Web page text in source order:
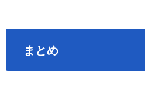
まとめ